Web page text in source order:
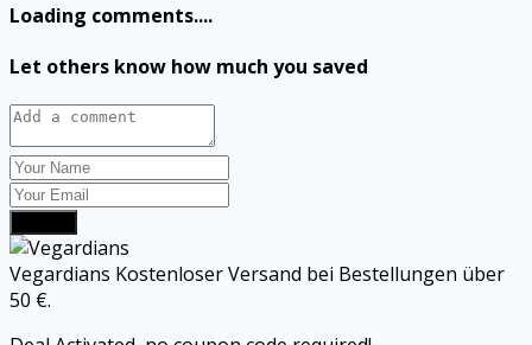
Loading comments....
Let others know how much you saved
Vegardians Kostenloser Versand bei Bestellungen über
50 €.